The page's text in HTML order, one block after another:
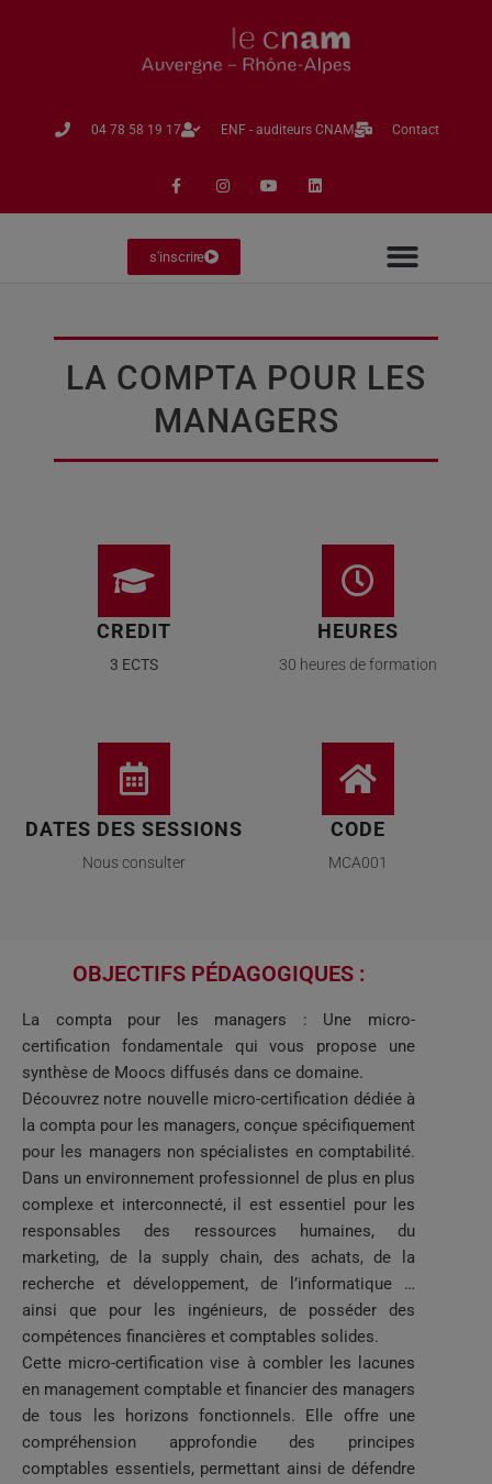
04 78 58 19 17​ ENF - auditeurs CNAM Contact
s'inscrire
LA COMPTA POUR LES
MANAGERS
CREDIT
3 ECTS
HEURES
30 heures de formation
DATES DES SESSIONS
Nous consulter
CODE
MCA001
OBJECTIFS PÉDAGOGIQUES :
La compta pour les managers : Une micro-
certification fondamentale qui vous propose une
synthèse de Moocs diffusés dans ce domaine.
Découvrez notre nouvelle micro-certification dédiée à
la compta pour les managers, conçue spécifiquement
pour les managers non spécialistes en comptabilité.
Dans un environnement professionnel de plus en plus
complexe et interconnecté, il est essentiel pour les
responsables des ressources humaines, du
marketing, de la supply chain, des achats, de la
recherche et développement, de l’informatique …
ainsi que pour les ingénieurs, de posséder des
compétences financières et comptables solides.
Cette micro-certification vise à combler les lacunes
en management comptable et financier des managers
de tous les horizons fonctionnels. Elle offre une
compréhension approfondie des principes
comptables essentiels, permettant ainsi de défendre